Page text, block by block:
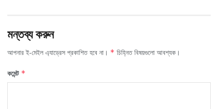
মন্তব্য করুন
আপনার ই-মেইল এ্যাড্রেস প্রকাশিত হবে না। * চিহ্নিত বিষয়গুলো আবশ্যক।
কমেন্ট *